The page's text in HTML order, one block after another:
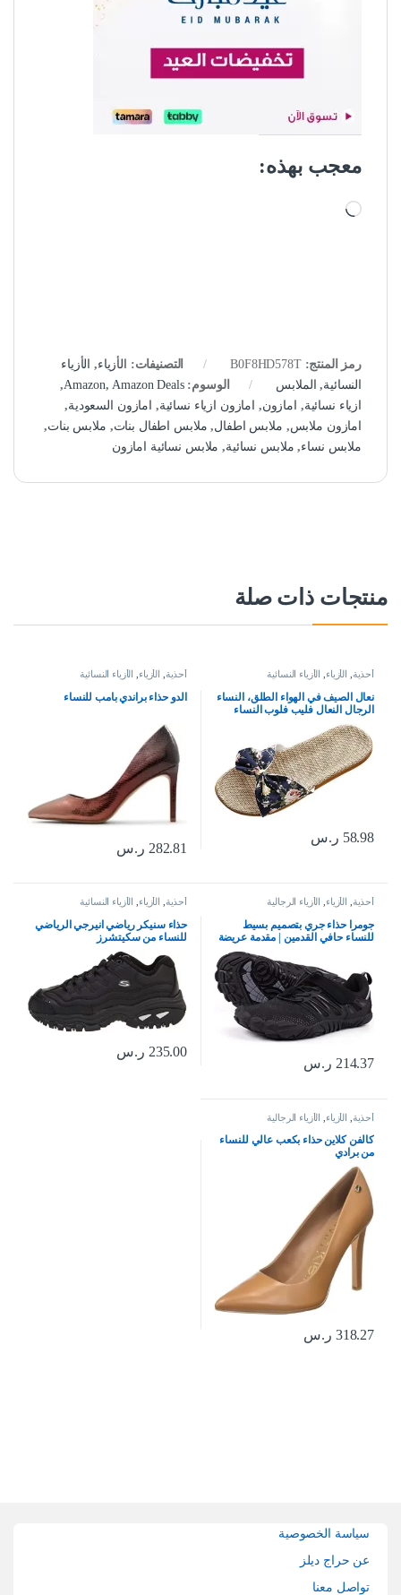
معجب بهذه:
جاري التحميل…
رمز المنتج:B0F8HD578T التصنيفات: الأزياء, الأزياء
النسائية, الملابس الوسوم: Amazon,Amazon Deals
,
ازياء نسائية, امازون, امازون ازياء نسائية, امازون السعودية,
امازون ملابس, ملابس اطفال, ملابس اطفال بنات, ملابس بنات,
ملابس نساء, ملابس نسائية, ملابس نسائية امازون
منتجات ذات صلة
أحذية الأزياء الأزياء النسائية
نعال الصيف في الهواء الطلق، النساء
الرجال النعال فليب فلوب النساء
النعال الزهور القوس الكتان فليب
فلوب الصنادل إسفين النعال النساء
أحذية
58.98 ر.س
أحذية الأزياء الأزياء النسائية
الدو حذاء براندي بامب للنساء
282.81 ر.س
أحذية الأزياء الأزياء الرجالية
جومرا حذاء جري بتصميم بسيط
للنساء حافي القدمين | مقدمة عريضة
214.37 ر.س
أحذية الأزياء الأزياء النسائية
حذاء سنيكر رياضي انيرجي الرياضي
للنساء من سكيتشرز
235.00 ر.س
أحذية الأزياء الأزياء الرجالية
كالفن كلاين حذاء بكعب عالي للنساء
من برادي
318.27 ر.س
سياسة الخصوصية
عن حراج ديلز
تواصل معنا